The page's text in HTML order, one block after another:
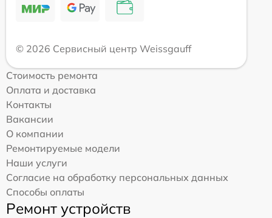
© 2026 Сервисный центр Weissgauff
Стоимость ремонта
Оплата и доставка
Контакты
Вакансии
О компании
Ремонтируемые модели
Наши услуги
Согласие на обработку персональных данных
Способы оплаты
Ремонт устройств